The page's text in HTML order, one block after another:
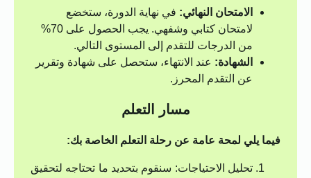
الامتحان النهائي: في نهاية الدورة، ستخضع
لامتحان كتابي وشفهي. يجب الحصول على 70%
من الدرجات للتقدم إلى المستوى التالي.
الشهادة: عند الانتهاء، ستحصل على شهادة وتقرير
عن التقدم المحرز.
مسار التعلم
فيما يلي لمحة عامة عن رحلة التعلم الخاصة بك:
تحليل الاحتياجات: سنقوم بتحديد ما تحتاجه لتحقيق